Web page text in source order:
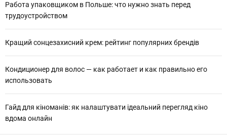
Работа упаковщиком в Польше: что нужно знать перед
трудоустройством
Кращий сонцезахисний крем: рейтинг популярних брендів
Кондиционер для волос — как работает и как правильно его
использовать
Гайд для кіноманів: як налаштувати ідеальний перегляд кіно
вдома онлайн